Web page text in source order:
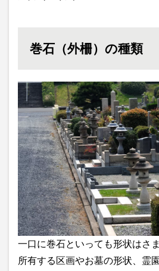
巻石（外柵）の種類
一口に巻石といっても形状はさ
所有する区画やお墓の形状、霊